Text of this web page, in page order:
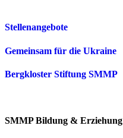
Stellenangebote
Gemeinsam für die Ukraine
Bergkloster Stiftung SMMP
SMMP Bildung & Erziehung